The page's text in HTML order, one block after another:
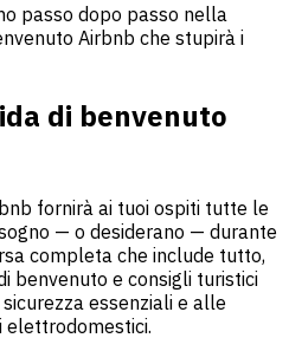
passo dopo passo nella
Airbnb che stupirà i
di benvenuto
fornirà ai tuoi ospiti tutte le
— o desiderano — durante
completa che include tutto,
benvenuto e consigli turistici
essenziali e alle